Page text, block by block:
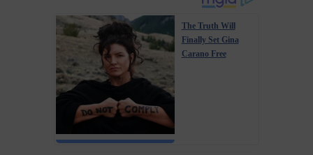
The Truth Will
Finally Set Gina
Carano Free